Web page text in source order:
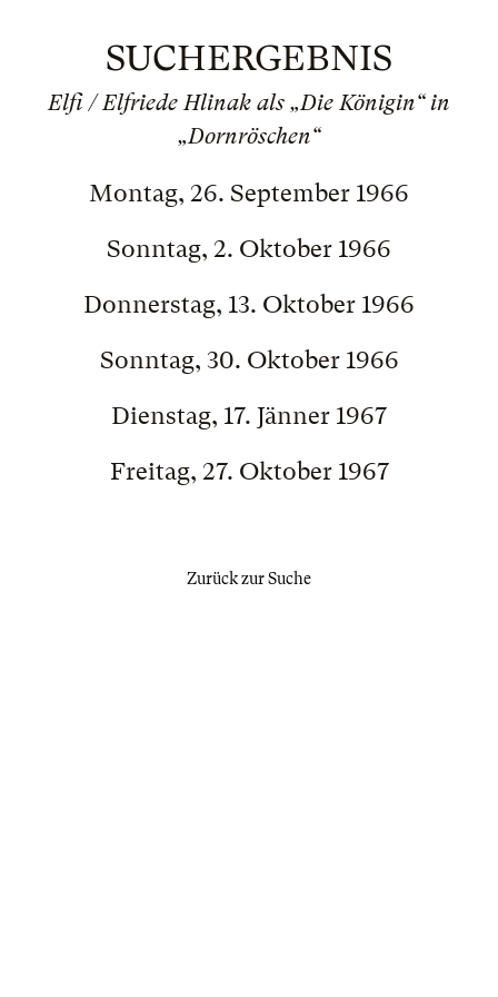
SUCHERGEBNIS
Elfi / Elfriede Hlinak als „Die Königin“ in
„Dornröschen“
Montag, 26. September 1966
Sonntag, 2. Oktober 1966
Donnerstag, 13. Oktober 1966
Sonntag, 30. Oktober 1966
Dienstag, 17. Jänner 1967
Freitag, 27. Oktober 1967
Zurück zur Suche